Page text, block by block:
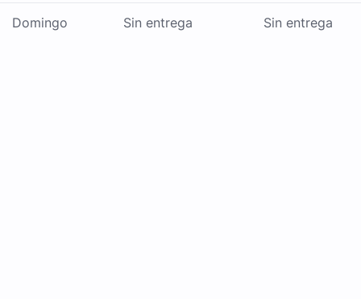
Domingo Sin entrega Sin entrega